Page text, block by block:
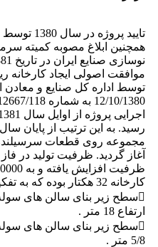
تایید
همچنین ابلاغ مصوبه کمیته
موافقت اصولی ایجاد کارخانه
توسط اداره کل صنایع و معادن
مجموعه روی قطعات سرسیلندر
كارخانه 32 هکتار بوده كه به تفكيك شامل موارد ذيل مي باشد:
ارتفاع 18 متر .
5/8 متر .